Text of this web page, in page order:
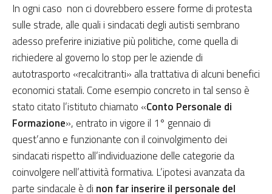
In ogni caso non ci dovrebbero essere forme di protesta
sulle strade, alle quali i sindacati degli autisti sembrano
adesso preferire iniziative più politiche, come quella di
richiedere al governo lo stop per le aziende di
autotrasporto «recalcitranti» alla trattativa di alcuni benefici
economici statali. Come esempio concreto in tal senso è
stato citato l’istituto chiamato «Conto Personale di
Formazione», entrato in vigore il 1° gennaio di
quest’anno e funzionante con il coinvolgimento dei
sindacati rispetto all’individuazione delle categorie da
coinvolgere nell’attività formativa. L’ipotesi avanzata da
parte sindacale è di non far inserire il personale del